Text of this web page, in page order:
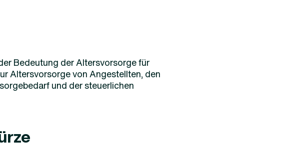
Bedeutung der Altersvorsorge für
Altersvorsorge von Angestellten, den
und der steuerlichen